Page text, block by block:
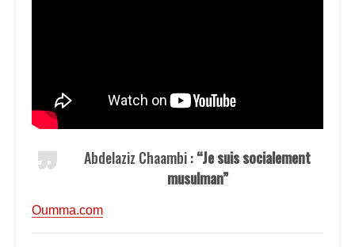
Abdelaziz Chaambi :“Je suis socialement
musulman”
Oumma.com